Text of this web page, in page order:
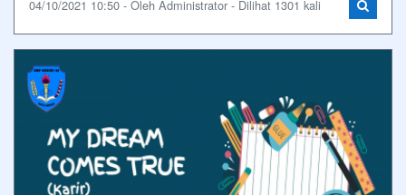
04/10/2021 10:50 - Oleh Administrator - Dilihat 1301 kali